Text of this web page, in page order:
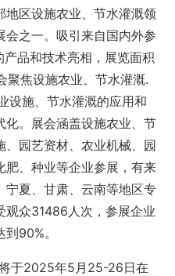
地区设施农业、节水灌溉领
之一。吸引来自国内外参
品和技术亮相，展览面积
焦设施农业、节水灌溉.
设施、节水灌溉的应用和
化。展会涵盖设施农业、节
、园艺资材、农业机械、园
肥、种业等企业参展，有来
宁夏、甘肃、云南等地区专
观众31486人次，参展企业
90%。
于2025年5月25-26日在